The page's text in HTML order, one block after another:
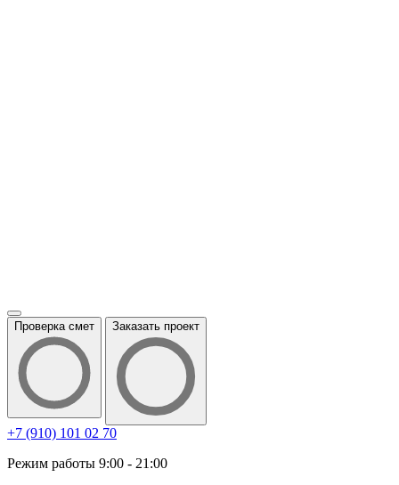
Проверка смет Заказать проект
+7 (910) 101 02 70
Режим работы 9:00 - 21:00